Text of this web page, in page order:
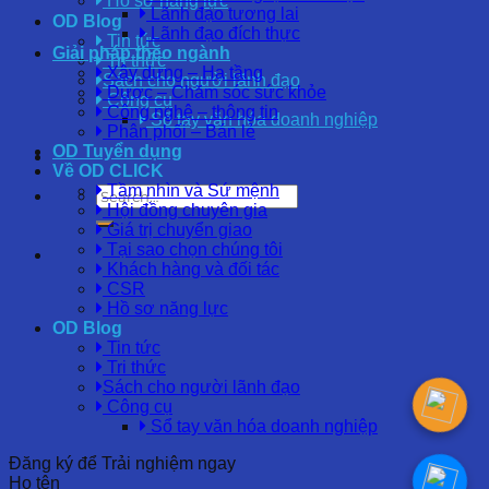
OD Blog
Tin tức
Tri thức
Sách cho người lãnh đạo
Công cụ
Sổ tay văn hóa doanh nghiệp
Lãnh đạo tương lai
Lãnh đạo đích thực
Giải pháp theo ngành
Xây dựng – Hạ tầng
Dược – Chăm sóc sức khỏe
Công nghệ – thông tin
Phân phối – Bán lẻ
OD Tuyển dụng
Về OD CLICK
Tầm nhìn và Sứ mệnh
Hội đồng chuyên gia
Giá trị chuyển giao
Tại sao chọn chúng tôi
Khách hàng và đối tác
CSR
Hồ sơ năng lực
OD Blog
Tin tức
Tri thức
Sách cho người lãnh đạo
Công cụ
Sổ tay văn hóa doanh nghiệp
Đăng ký để Trải nghiệm ngay
Họ tên